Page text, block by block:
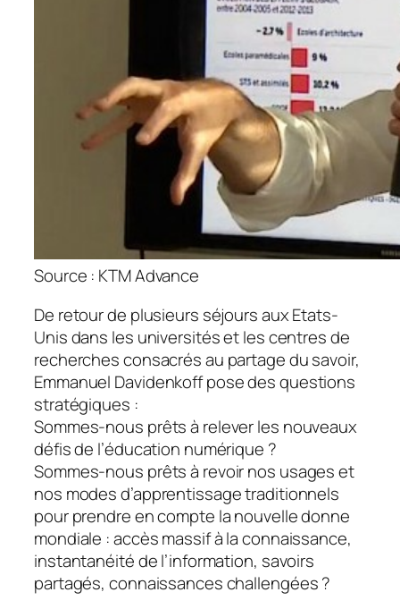
Source : KTM Advance
De retour de plusieurs séjours aux Etats-
Unis dans les universités et les centres de
recherches consacrés au partage du savoir,
Emmanuel Davidenkoff pose des questions
stratégiques :
Sommes-nous prêts à relever les nouveaux
défis de l’éducation numérique ?
Sommes-nous prêts à revoir nos usages et
nos modes d’apprentissage traditionnels
pour prendre en compte la nouvelle donne
mondiale : accès massif à la connaissance,
instantanéité de l’information, savoirs
partagés, connaissances challengées ?